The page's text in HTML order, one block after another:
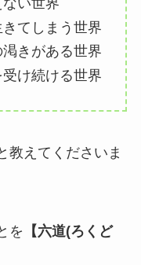
ない世界
きてしまう世界
渇きがある世界
受け続ける世界
教えてくださいま
を 【六道(ろくど